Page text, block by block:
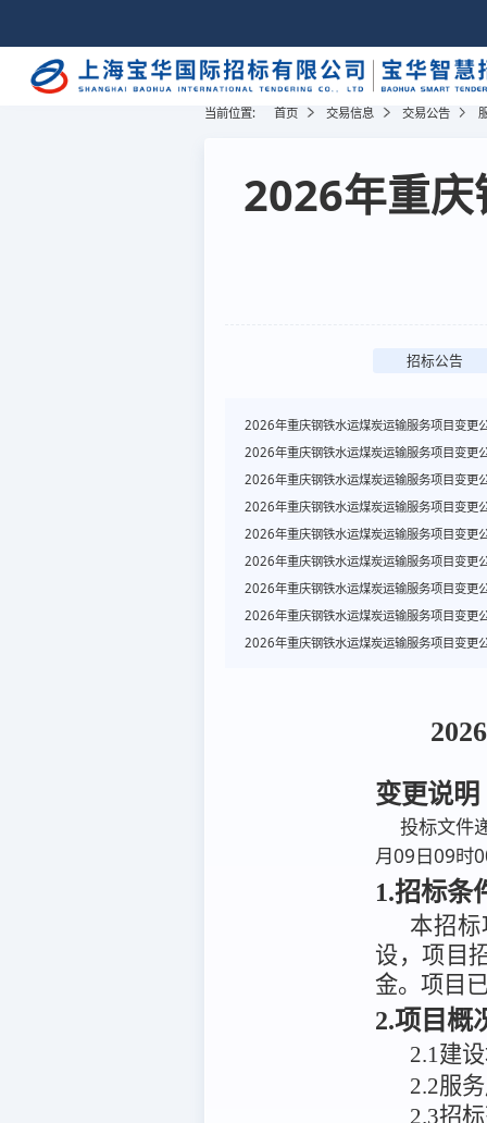
当前位置: 首页 交易信息 交易公告
2026年重
招标公告
2026年重庆钢铁水运煤炭运输服务项目变更
2026年重庆钢铁水运煤炭运输服务项目变更
2026年重庆钢铁水运煤炭运输服务项目变更
2026年重庆钢铁水运煤炭运输服务项目变更
2026年重庆钢铁水运煤炭运输服务项目变更
2026年重庆钢铁水运煤炭运输服务项目变更
2026年重庆钢铁水运煤炭运输服务项目变更
2026年重庆钢铁水运煤炭运输服务项目变更
2026年重庆钢铁水运煤炭运输服务项目变更
变更说明
投标文件
月09日09时
1.招标条
本招
设，项目
金。项目
2.项目概
2.1建
2.2服
2.3招